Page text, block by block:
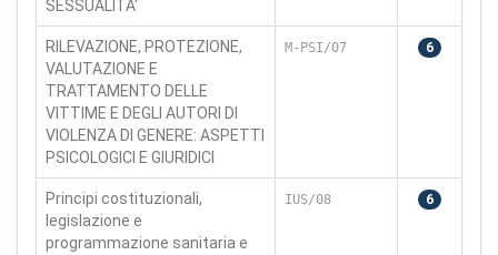
SESSUALITA'
RILEVAZIONE, PROTEZIONE,
VALUTAZIONE E
TRATTAMENTO DELLE
VITTIME E DEGLI AUTORI DI
VIOLENZA DI GENERE: ASPETTI
PSICOLOGICI E GIURIDICI
M-PSI/07 6
Principi costituzionali,
legislazione e
programmazione sanitaria e
IUS/08 6